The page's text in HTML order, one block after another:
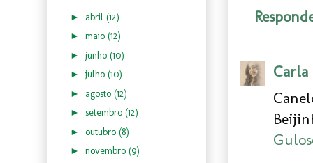
Carla
► abril (12)
► maio (12)
► junho (10)
► julho (10)
► agosto (12)
► setembro (12)
► outubro (8)
► novembro (9)